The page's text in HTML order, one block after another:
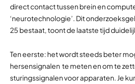
direct contact tussen brein en
‘neurotechnologie’. Dit
25 bestaat, toont de laatste tijd
Ten eerste: het wordt steeds beter
hersensignalen te meten en om te
sturingssignalen voor apparaten. Je